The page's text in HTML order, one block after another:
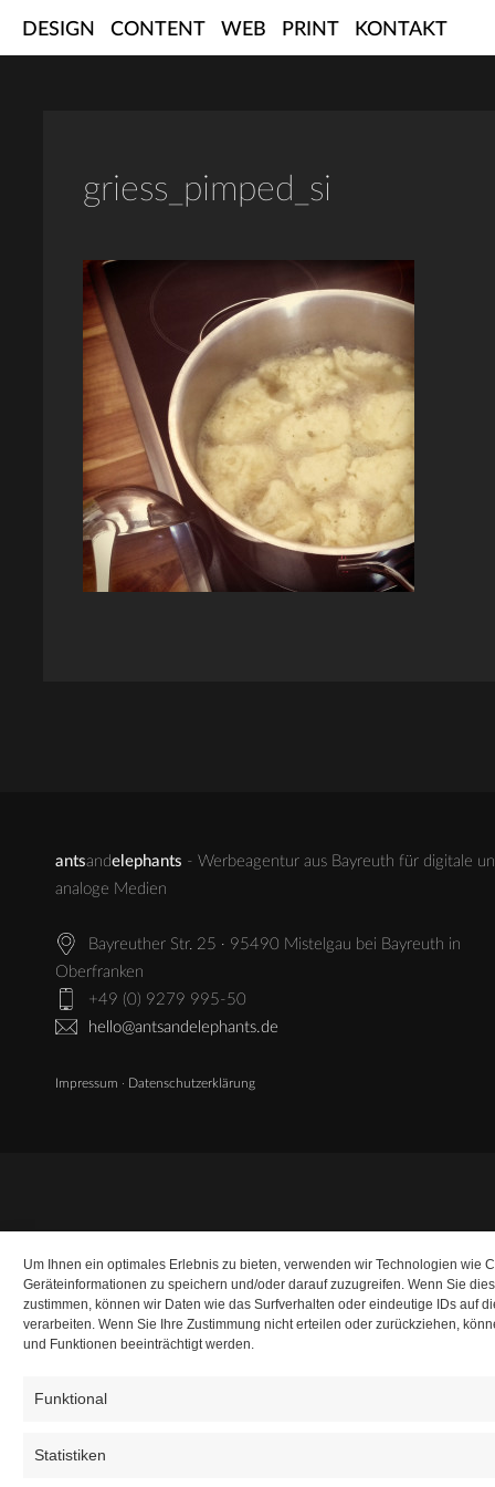
Um Ihnen ein optimales Erlebnis zu bieten, verwenden wir Technologien wie
Geräteinformationen zu speichern und/oder darauf zuzugreifen. Wenn Sie
zustimmen, können wir Daten wie das Surfverhalten oder eindeutige IDs auf
verarbeiten. Wenn Sie Ihre Zustimmung nicht erteilen oder zurückziehen,
und Funktionen beeinträchtigt werden.
Funktional
Statistiken
DESIGN CONTENT WEB PRINT KONTAKT
griess_pimped_si
antsandelephants - Werbeagentur aus Bayreuth für digitale
analoge Medien
Bayreuther Str. 25 · 95490 Mistelgau bei Bayreuth in
Oberfranken
+49 (0) 9279 995-50
hello@antsandelephants.de
Impressum · Datenschutzerklärung